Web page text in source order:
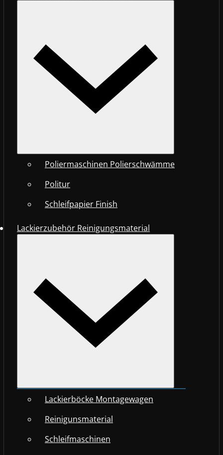
Poliermaschinen Polierschwämme
Politur
Schleifpapier Finish
Lackierzubehör Reinigungsmaterial
Lackierböcke Montagewagen
Reinigunsmaterial
Schleifmaschinen